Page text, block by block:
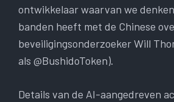
ontwikkelaar waarvan we
banden heeft met de Chinese
beveiligingsonderzoeker Will
als @BushidoToken).
Details van de AI-aangedreven